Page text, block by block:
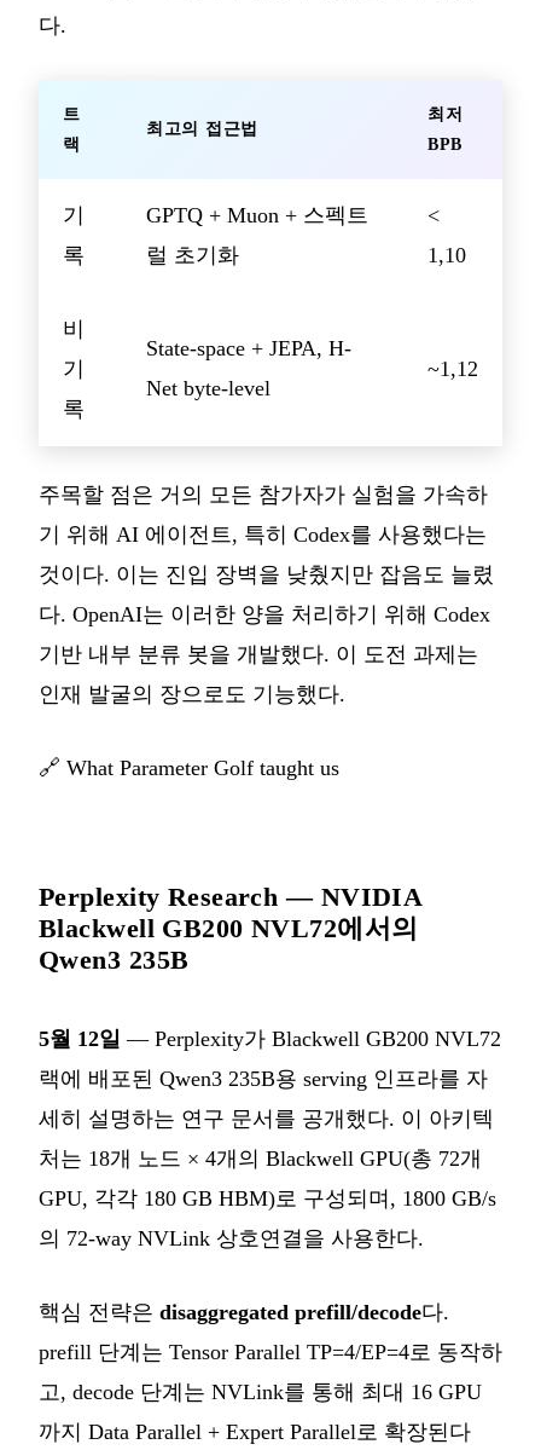
다.
트
랙
최고의 접근법
최저
BPB
기
록
GPTQ + Muon + 스펙트
럴 초기화
<
1,10
비
기
록
State-space + JEPA, H-
Net byte-level
~1,12
주목할 점은 거의 모든 참가자가 실험을 가속하
기 위해 AI 에이전트, 특히 Codex를 사용했다는
것이다. 이는 진입 장벽을 낮췄지만 잡음도 늘렸
다. OpenAI는 이러한 양을 처리하기 위해 Codex
기반 내부 분류 봇을 개발했다. 이 도전 과제는
인재 발굴의 장으로도 기능했다.
🔗 What Parameter Golf taught us
Perplexity Research — NVIDIA
Blackwell GB200 NVL72에서의
Qwen3 235B
5월 12일 — Perplexity가 Blackwell GB200 NVL72
랙에 배포된 Qwen3 235B용 serving 인프라를 자
세히 설명하는 연구 문서를 공개했다. 이 아키텍
처는 18개 노드 × 4개의 Blackwell GPU(총 72개
GPU, 각각 180 GB HBM)로 구성되며, 1800 GB/s
의 72-way NVLink 상호연결을 사용한다.
핵심 전략은 disaggregated prefill/decode다.
prefill 단계는 Tensor Parallel TP=4/EP=4로 동작하
고, decode 단계는 NVLink를 통해 최대 16 GPU
까지 Data Parallel + Expert Parallel로 확장된다